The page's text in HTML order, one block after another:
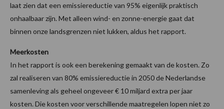
laat zien dat een emissiereductie van 95% eigenlijk praktisch
onhaalbaar zijn. Met alleen wind- en zonne-energie gaat dat
binnen onze landsgrenzen niet lukken, aldus het rapport.
Meerkosten
In het rapport is ook een berekening gemaakt van de kosten. Zo
zal realiseren van 80% emissiereductie in 2050 de Nederlandse
samenleving als geheel ongeveer € 10 miljard extra per jaar
kosten. Die kosten voor verschillende maatregelen lopen niet zo